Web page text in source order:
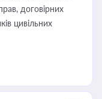
договірних
цивільних